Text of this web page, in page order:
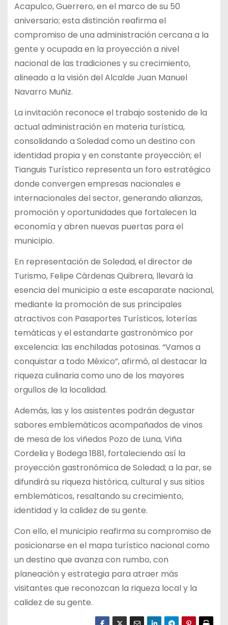
Acapulco, Guerrero, en el marco de su 50
aniversario; esta distinción reafirma el
compromiso de una administración cercana a la
gente y ocupada en la proyección a nivel
nacional de las tradiciones y su crecimiento,
alineado a la visión del Alcalde Juan Manuel
Navarro Muñiz.
La invitación reconoce el trabajo sostenido de la
actual administración en materia turística,
consolidando a Soledad como un destino con
identidad propia y en constante proyección; el
Tianguis Turístico representa un foro estratégico
donde convergen empresas nacionales e
internacionales del sector, generando alianzas,
promoción y oportunidades que fortalecen la
economía y abren nuevas puertas para el
municipio.
En representación de Soledad, el director de
Turismo, Felipe Cárdenas Quibrera, llevará la
esencia del municipio a este escaparate nacional,
mediante la promoción de sus principales
atractivos con Pasaportes Turísticos, loterías
temáticas y el estandarte gastronómico por
excelencia: las enchiladas potosinas. “Vamos a
conquistar a todo México”, afirmó, al destacar la
riqueza culinaria como uno de los mayores
orgullos de la localidad.
Además, las y los asistentes podrán degustar
sabores emblemáticos acompañados de vinos
de mesa de los viñedos Pozo de Luna, Viña
Cordelia y Bodega 1881, fortaleciendo así la
proyección gastronómica de Soledad; a la par, se
difundirá su riqueza histórica, cultural y sus sitios
emblemáticos, resaltando su crecimiento,
identidad y la calidez de su gente.
Con ello, el municipio reafirma su compromiso de
posicionarse en el mapa turístico nacional como
un destino que avanza con rumbo, con
planeación y estrategia para atraer más
visitantes que reconozcan la riqueza local y la
calidez de su gente.